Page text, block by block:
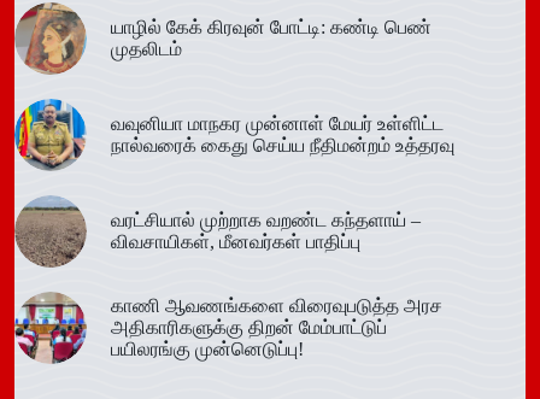
யாழில் கேக் கிரவுன் போட்டி: கண்டி பெண்
முதலிடம்
வவுனியா மாநகர முன்னாள் மேயர் உள்ளிட்ட
நால்வரைக் கைது செய்ய நீதிமன்றம் உத்தரவு
வரட்சியால் முற்றாக வறண்ட கந்தளாய் –
விவசாயிகள், மீனவர்கள் பாதிப்பு
காணி ஆவணங்களை விரைவுபடுத்த அரச
அதிகாரிகளுக்கு திறன் மேம்பாட்டுப்
பயிலரங்கு முன்னெடுப்பு!